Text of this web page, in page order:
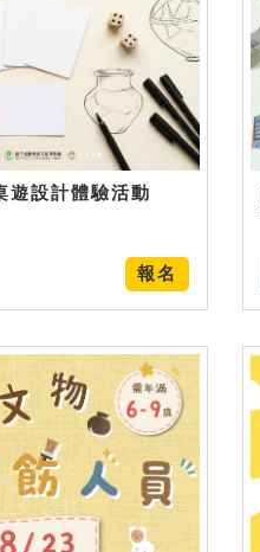
遊設計體驗活動
報名